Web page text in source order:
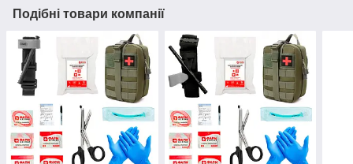
Подібні товари компанії